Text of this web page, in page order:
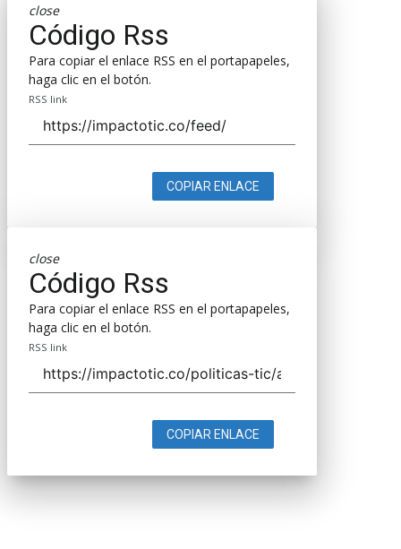
close
Código Rss
Para copiar el enlace RSS en el portapapeles,
haga clic en el botón.
RSS link
COPIAR ENLACE
close
Código Rss
Para copiar el enlace RSS en el portapapeles,
haga clic en el botón.
RSS link
COPIAR ENLACE